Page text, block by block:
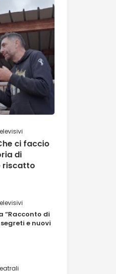
ci faccio
di
riscatto
“Racconto di
e nuovi